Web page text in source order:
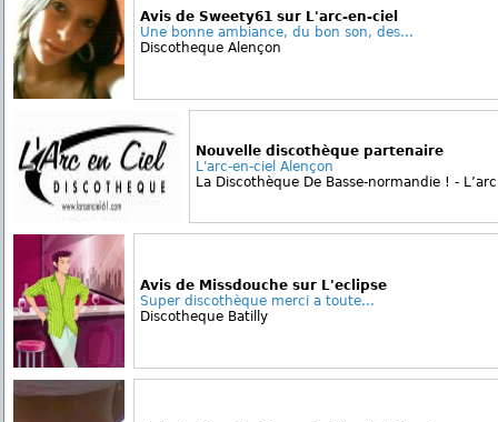
Avis de Sweety61 sur L'arc-en-ciel
Une bonne ambiance, du bon son, des...
Discotheque Alençon
Nouvelle discothèque partenaire
L'arc-en-ciel Alençon
La Discothèque De Basse-normandie ! -
Avis de Missdouche sur L'eclipse
Super discothèque merci a toute...
Discotheque Batilly